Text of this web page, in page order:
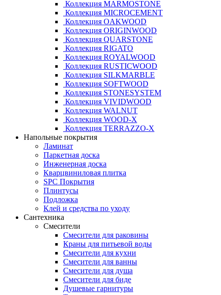
Коллекция MARMOSTONE
Коллекция MICROCEMENT
Коллекция OAKWOOD
Коллекция ORIGINWOOD
Коллекция QUARSTONE
Коллекция RIGATO
Коллекция ROYALWOOD
Коллекция RUSTICWOOD
Коллекция SILKMARBLE
Коллекция SOFTWOOD
Коллекция STONESYSTEM
Коллекция VIVIDWOOD
Коллекция WALNUT
Коллекция WOOD-X
Коллекция ТЕRRАZZO-X
Напольные покрытия
Ламинат
Паркетная доска
Инженерная доска
Кварцвиниловая плитка
SPC Покрытия
Плинтусы
Подложка
Клей и средства по уходу
Сантехника
Смесители
Смесители для раковины
Краны для питьевой воды
Смесители для кухни
Смесители для ванны
Смесители для душа
Смесители для биде
Душевые гарнитуры